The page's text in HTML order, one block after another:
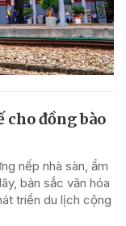
cho đồng bào
nếp nhà sàn, ẩm
bản sắc văn hóa
triển du lịch cộng